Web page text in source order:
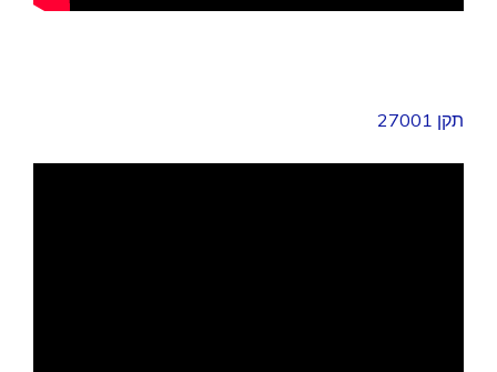
תקן 27001